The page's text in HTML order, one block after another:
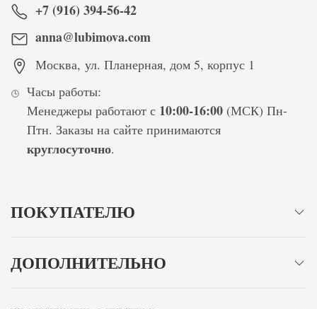
+7 (916) 394-56-42
anna@lubimova.com
Москва, ул. Планерная, дом 5, корпус 1
Часы работы:
Менеджеры работают с 10:00-16:00(МСК) Пн-
Птн. Заказы на сайте принимаются
круглосуточно.
ПОКУПАТЕЛЮ
ДОПОЛНИТЕЛЬНО